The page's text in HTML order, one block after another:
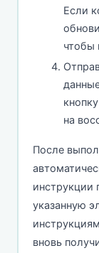
Если
чтобы
на
После
инструкции
указанную
вновь